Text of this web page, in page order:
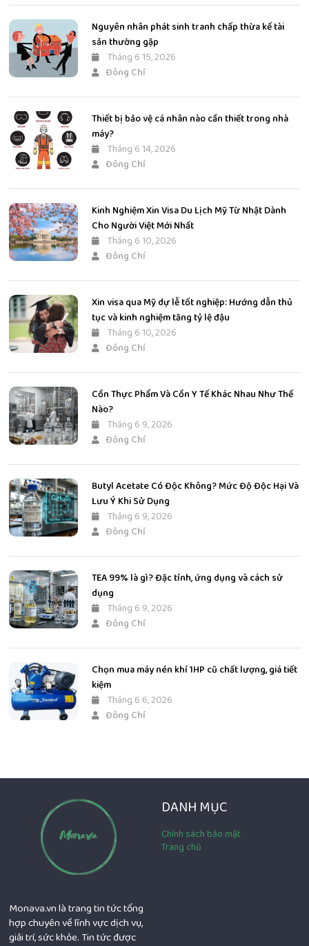
Nguyên nhân phát sinh tranh chấp thừa kế tài
sản thường gặp
Tháng 6 15, 2026
Đông Chí
Thiết bị bảo vệ cá nhân nào cần thiết trong nhà
máy?
Tháng 6 14, 2026
Đông Chí
Kinh Nghiệm Xin Visa Du Lịch Mỹ Từ Nhật Dành
Cho Người Việt Mới Nhất
Tháng 6 10, 2026
Đông Chí
Xin visa qua Mỹ dự lễ tốt nghiệp: Hướng dẫn thủ
tục và kinh nghiệm tăng tỷ lệ đậu
Tháng 6 10, 2026
Đông Chí
Cồn Thực Phẩm Và Cồn Y Tế Khác Nhau Như Thế
Nào?
Tháng 6 9, 2026
Đông Chí
Butyl Acetate Có Độc Không? Mức Độ Độc Hại Và
Lưu Ý Khi Sử Dụng
Tháng 6 9, 2026
Đông Chí
TEA 99% là gì? Đặc tính, ứng dụng và cách sử
dụng
Tháng 6 9, 2026
Đông Chí
Chọn mua máy nén khí 1HP cũ chất lượng, giá tiết
kiệm
Tháng 6 6, 2026
Đông Chí
Monava.vn là trang tin tức tổng
hợp chuyên về lĩnh vực dịch vụ,
giải trí, sức khỏe. Tin tức được
DANH MỤC
Chính sách bảo mật
Trang chủ